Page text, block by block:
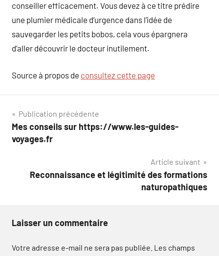
conseiller efficacement. Vous devez à ce titre prédire
une plumier médicale d’urgence dans l’idée de
sauvegarder les petits bobos, cela vous épargnera
d’aller découvrir le docteur inutilement.
Source à propos de consultez cette page
Navigation
de
Publication précédente
Mes conseils sur https://www.les-guides-
voyages.fr
Article suivant
Reconnaissance et légitimité des formations
naturopathiques
Laisser un commentaire
Votre adresse e-mail ne sera pas publiée. Les champs